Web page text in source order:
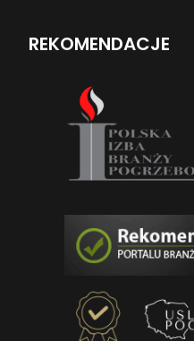
REKOMENDACJE